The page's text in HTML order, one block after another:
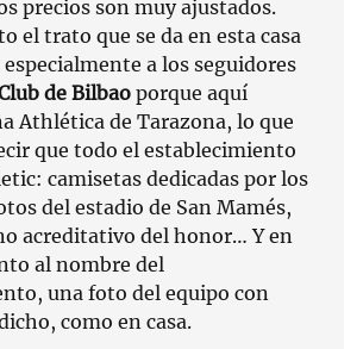
precios son muy ajustados.
el trato que se da en esta casa
especialmente a los seguidores
de Bilbao porque aquí
Athlética de Tarazona, lo que
que todo el establecimiento
camisetas dedicadas por los
del estadio de San Mamés,
acreditativo del honor… Y en
al nombre del
una foto del equipo con
como en casa.